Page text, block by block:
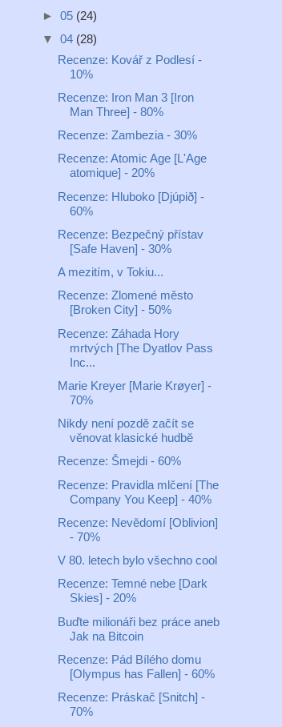
► 05 (24)
▼ 04 (28)
Recenze: Kovář z Podlesí -
10%
Recenze: Iron Man 3 [Iron
Man Three] - 80%
Recenze: Zambezia - 30%
Recenze: Atomic Age [L'Age
atomique] - 20%
Recenze: Hluboko [Djúpið] -
60%
Recenze: Bezpečný přístav
[Safe Haven] - 30%
A mezitím, v Tokiu...
Recenze: Zlomené město
[Broken City] - 50%
Recenze: Záhada Hory
mrtvých [The Dyatlov Pass
Inc...
Marie Kreyer [Marie Krøyer] -
70%
Nikdy není pozdě začít se
věnovat klasické hudbě
Recenze: Šmejdi - 60%
Recenze: Pravidla mlčení [The
Company You Keep] - 40%
Recenze: Nevědomí [Oblivion]
- 70%
V 80. letech bylo všechno cool
Recenze: Temné nebe [Dark
Skies] - 20%
Buďte milionáři bez práce aneb
Jak na Bitcoin
Recenze: Pád Bílého domu
[Olympus has Fallen] - 60%
Recenze: Práskač [Snitch] -
70%